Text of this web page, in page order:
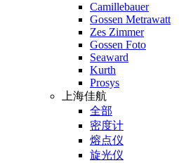
Camillebauer
Gossen Metrawatt
Zes Zimmer
Gossen Foto
Seaward
Kurth
Prosys
上海佳航
全部
密度计
熔点仪
旋光仪